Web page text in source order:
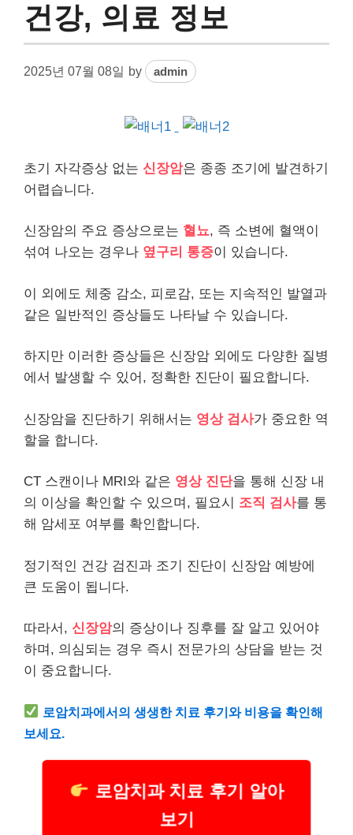
건강, 의료 정보
2025년 07월 08일 by admin
초기 자각증상 없는 신장암은 종종 조기에 발견하기
어렵습니다.
신장암의 주요 증상으로는 혈뇨, 즉 소변에 혈액이
섞여 나오는 경우나 옆구리 통증이 있습니다.
이 외에도 체중 감소, 피로감, 또는 지속적인 발열과
같은 일반적인 증상들도 나타날 수 있습니다.
하지만 이러한 증상들은 신장암 외에도 다양한 질병
에서 발생할 수 있어, 정확한 진단이 필요합니다.
신장암을 진단하기 위해서는 영상 검사가 중요한 역
할을 합니다.
CT 스캔이나 MRI와 같은 영상 진단을 통해 신장 내
의 이상을 확인할 수 있으며, 필요시 조직 검사를 통
해 암세포 여부를 확인합니다.
정기적인 건강 검진과 조기 진단이 신장암 예방에
큰 도움이 됩니다.
따라서, 신장암의 증상이나 징후를 잘 알고 있어야
하며, 의심되는 경우 즉시 전문가의 상담을 받는 것
이 중요합니다.
로암치과에서의 생생한 치료 후기와 비용을 확인해
보세요.
로암치과 치료 후기 알아
보기